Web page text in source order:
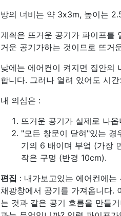
방의 너비는 약 3x3m, 높이는
계획은 뜨거운 공기가 파이프를
거운 공기가하는 것이므로 뜨거
낮에는 에어컨이 켜지면 집안의
합니다. 그러나 열려 있어도 시
내 의심은 :
뜨거운 공기가 실제로 나옵
"모든 창문이 닫혀"있는 경
기의 6 배이며 부엌 (가장
작은 구멍 (반경 10cm).
편집 : 내가보고있는 에어컨에
채광창에서 공기를 가져옵니다.
는 것과 같은 공기 흐름을 만들